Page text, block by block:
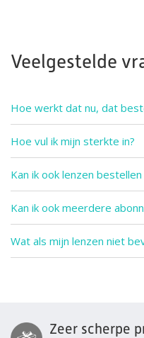
Veelgestelde
Hoe werkt dat nu, dat
Hoe vul ik mijn sterkte in?
Kan ik ook lenzen
Kan ik ook meerdere
Wat als mijn lenzen niet
Zeer scherpe